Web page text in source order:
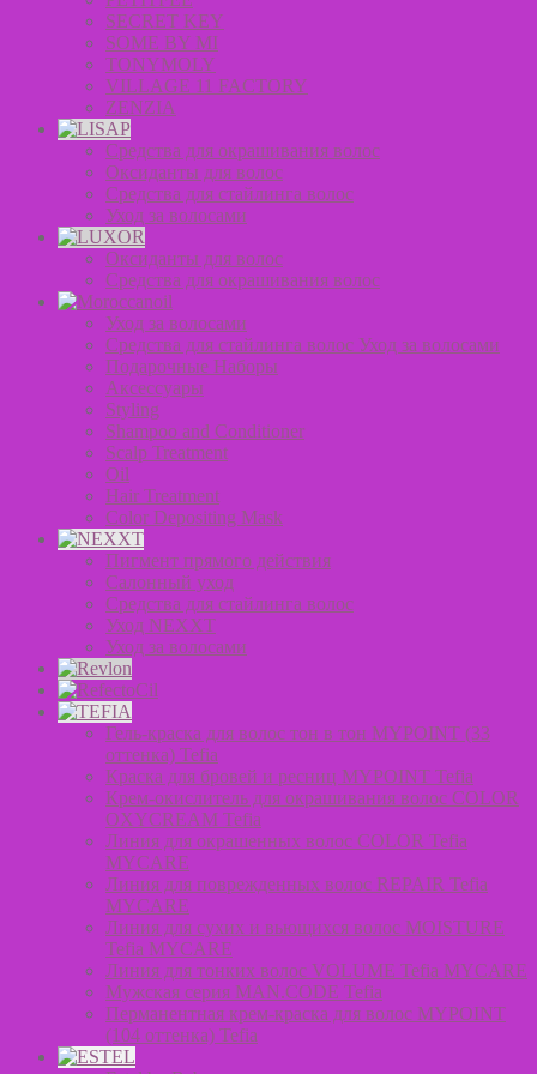
SECRET KEY
SOME BY MI
TONYMOLY
VILLAGE 11 FACTORY
ZENZIA
Средства для окрашивания волос
Оксиданты для волос
Средства для стайлинга волос
Уход за волосами
Оксиданты для волос
Средства для окрашивания волос
Уход за волосами
Средства для стайлинга волос Уход за волосами
Подарочные Наборы
Аксессуары
Styling
Shampoo and Conditioner
Scalp Treatment
Oil
Hair Treatment
Color Depositing Mask
Пигмент прямого действия
Салонный уход
Средства для стайлинга волос
Уход NEXXT
Уход за волосами
Гель-краска для волос тон в тон MYPOINT (33
оттенка) Tefia
Краска для бровей и ресниц MYPOINT Tefia
Крем-окислитель для окрашивания волос COLOR
OXYCREAM Tefia
Линия для окрашенных волос COLOR Tefia
MYCARE
Линия для поврежденных волос REPAIR Tefia
MYCARE
Линия для сухих и вьющихся волос MOISTURE
Tefia MYCARE
Линия для тонких волос VOLUME Tefia MYCARE
Мужская серия MAN.CODE Tefia
Перманентная крем-краска для волос MYPOINT
(104 оттенка) Tefia